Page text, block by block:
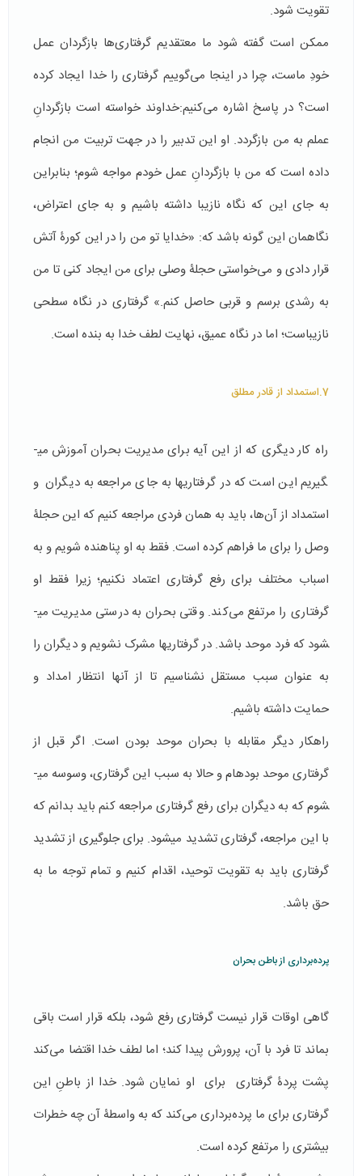
تقویت شود.
ممکن است گفته شود ما معتقدیم گرفتاری‌ها بازگردان عمل
خودِ ماست، چرا در اینجا می‌گوییم گرفتاری را خدا ایجاد کرده
است؟ در پاسخ اشاره می‌کنیم:خداوند خواسته است بازگردانِ
عملم به من بازگردد. او این تدبیر را در جهت تربیت من انجام
داده است که من با بازگردانِ عمل خودم مواجه شوم؛ بنابراین
به جای این که نگاه نازیبا داشته باشیم و به جای اعتراض،
نگاهمان این گونه باشد که: «خدایا تو من را در این کورۀ آتش
قرار دادی و می‌خواستی حجلۀ وصلی برای من ایجاد کنی تا من
به رشدی برسم و قربی حاصل کنم.» گرفتاری در نگاه سطحی
نازیباست؛ اما در نگاه عمیق، نهایت لطف خدا به بنده است.
7.استمداد از قادر مطلق
راه ‌کار دیگری که از این آیه برای مدیریت بحران آموزش می­
گیریم این است که در گرفتاری­ها به جای مراجعه به دیگران و
استمداد از آن‌ها، باید به همان فردی مراجعه کنیم که این حجلۀ
وصل را برای ما فراهم کرده است. فقط به او پناهنده شویم و به
اسباب مختلف برای رفع گرفتاری اعتماد نکنیم؛ زیرا فقط او
گرفتاری را مرتفع می‌کند. وقتی بحران به درستی مدیریت می­
شود که فرد موحد باشد. در گرفتاری­ها مشرک نشویم و دیگران را
به عنوان سبب مستقل نشناسیم تا از آنها انتظار امداد و
حمایت داشته باشیم.
راهکار دیگر مقابله با بحران موحد بودن است. اگر قبل از
گرفتاری موحد بوده­ام و حالا به سبب این گرفتاری، وسوسه می­
شوم که به دیگران برای رفع گرفتاری مراجعه کنم باید بدانم که
با این مراجعه، گرفتاری تشدید می­شود. برای جلوگیری از تشدید
گرفتاری باید به تقویت توحید، اقدام کنیم و تمام توجه ما به
حق باشد.
پرده‌برداری از باطن بحران
گاهی اوقات قرار نیست گرفتاری رفع شود، بلکه قرار است باقی
بماند تا فرد با آن، پرورش پیدا کند؛ اما لطف خدا اقتضا می‌کند
پشت پردۀ گرفتاری برای او نمایان شود. خدا از باطنِ این
گرفتاری برای ما پرده‌برداری می‌کند که به واسطۀ آن چه خطرات
بیشتری را مرتفع کرده است.